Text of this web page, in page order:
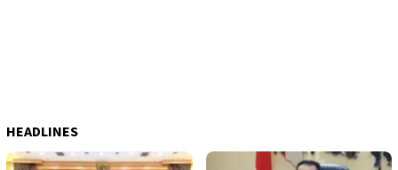
HEADLINES